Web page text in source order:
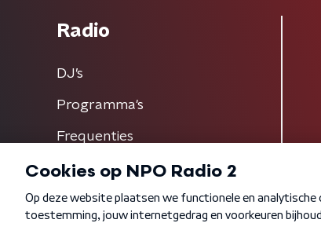
Radio
DJ’s
Programma's
Frequenties
Algemene voorwaarden Privacybeleid